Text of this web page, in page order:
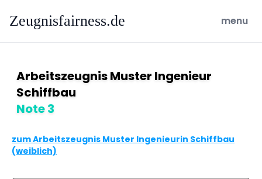
Zeugnisfairness.de open
menu
Arbeitszeugnis Muster Ingenieur
Schiffbau
Note 3
zum Arbeitszeugnis Muster Ingenieurin Schiffbau
(weiblich)